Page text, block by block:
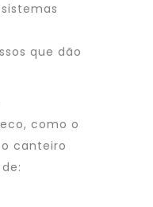
que dão
como o
o canteiro